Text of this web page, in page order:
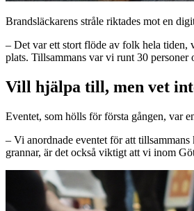
Brandsläckarens stråle riktades mot en
– Det var ett stort flöde av folk hela tiden,
plats. Tillsammans var vi runt 30 personer
Vill hjälpa till, men vet
Eventet, som hölls för första gången, var
– Vi anordnade eventet för att
grannar, är det också viktigt att vi inom